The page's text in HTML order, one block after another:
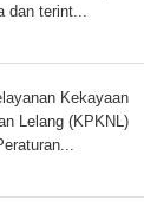
dan terint...
Kekayaan
Lelang (KPKNL)